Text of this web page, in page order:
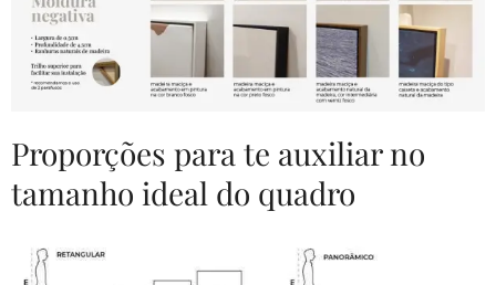
Proporções para te auxiliar no
tamanho ideal do quadro